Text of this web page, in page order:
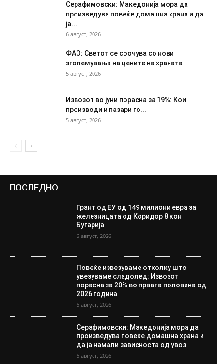
Серафимовски: Македонија мора да
произведува повеќе домашна храна и да
ја...
6 август, 2026
ФАО: Светот се соочува со нови
зголемувања на цените на храната
5 август, 2026
Извозот во јуни порасна за 19%: Кои
производи и пазари го...
5 август, 2026
ПОСЛЕДНО
Грант од ЕУ од 149 милиони евра за
железницата од Коридор 8 кон
Бугарија
6 август, 2026
Повеќе извезуваме отколку што
увезуваме сладолед: Извозот
порасна за 20% во првата половина од
2026 година
6 август, 2026
Серафимовски: Македонија мора да
произведува повеќе домашна храна и
да ја намали зависноста од увоз
6 август, 2026